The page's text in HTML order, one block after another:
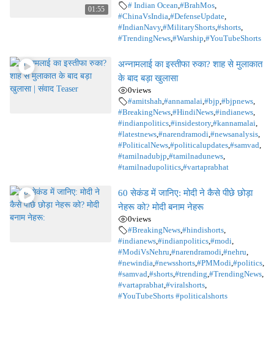
01:55
# Indian Ocean #BrahMos,
#ChinaVsIndia #DefenseUpdate,
#IndianNavy,#MilitaryShorts, #shorts,
#TrendingNews, #Warship #YouTubeShorts
अन्नामलाई का इस्तीफा रुका? शाह से मुलाकात
के बाद बड़ा खुलासा
0views
#amitshah #annamalai #bjp #bjpnews,
#BreakingNews, #HindiNews, #indianews,
#indianpolitics, #insidestory,#kannamalai
#latestnews, #narendramodi #newsanalysis,
#PoliticalNews, #politicalupdates, #samvad
#tamilnadubjp #tamilnadunews,
#tamilnadupolitics, #vartaprabhat
60 सेकंड में जानिए: मोदी ने कैसे पीछे छोड़ा
नेहरू को? मोदी बनाम नेहरू
0views
#BreakingNews, #hindishorts,
#indianews, #indianpolitics, #modi
#ModiVsNehru #narendramodi #nehru
#newindia #newsshorts, #PMModi #politics,
#samvad #shorts, #trending #TrendingNews,
#vartaprabhat, #viralshorts,
#YouTubeShorts #politicalshorts